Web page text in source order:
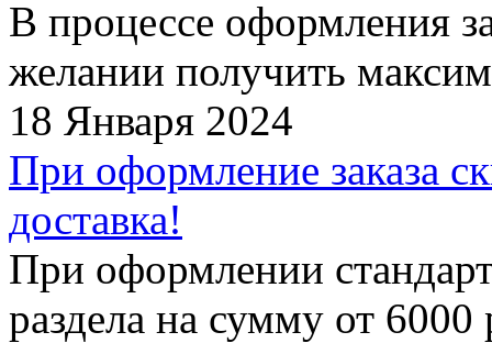
В процессе оформления
желании получить
18 Января 2024
При оформление заказа
доставка!
При оформлении
раздела на сумму от 6000